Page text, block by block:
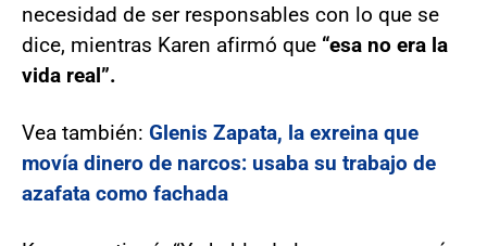
necesidad de ser responsables con lo que se
dice, mientras Karen afirmó que “esa no era la
vida real”.
Vea también: Glenis Zapata, la exreina que
movía dinero de narcos: usaba su trabajo de
azafata como fachada